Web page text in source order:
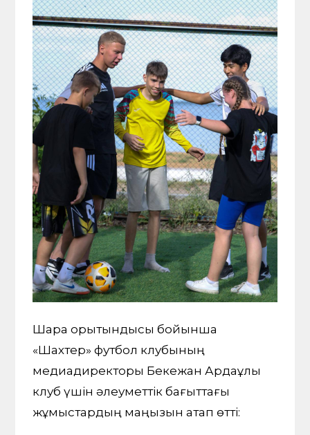
Шара қорытындысы бойынша
«Шахтер» футбол клубының
медиадиректоры Бекежан Ардақұлы
клуб үшін әлеуметтік бағыттағы
жұмыстардың маңызын атап өтті: